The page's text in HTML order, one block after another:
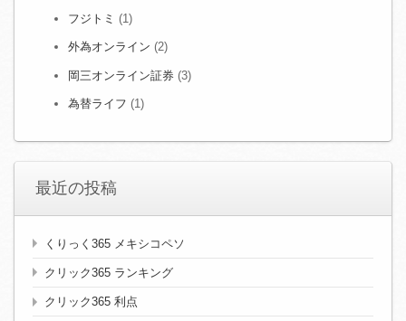
フジトミ (1)
外為オンライン (2)
岡三オンライン証券 (3)
為替ライフ (1)
最近の投稿
くりっく365 メキシコペソ
クリック365 ランキング
クリック365 利点